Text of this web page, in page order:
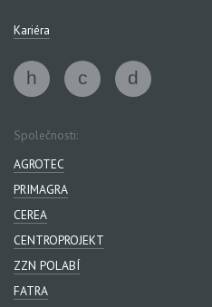
Kariéra
Společnosti:
AGROTEC
PRIMAGRA
CEREA
CENTROPROJEKT
ZZN POLABÍ
FATRA